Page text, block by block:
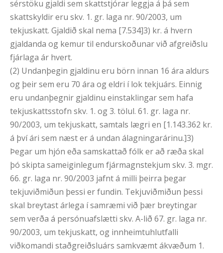
sérstöku gjaldi sem skattstjórar leggja á þá sem
skattskyldir eru skv. 1. gr. laga nr. 90/2003, um
tekjuskatt. Gjaldið skal nema [7.534]3) kr. á hvern
gjaldanda og kemur til endurskoðunar við afgreiðslu
fjárlaga ár hvert.
(2) Undanþegin gjaldinu eru börn innan 16 ára aldurs
og þeir sem eru 70 ára og eldri í lok tekjuárs. Einnig
eru undanþegnir gjaldinu einstaklingar sem hafa
tekjuskattsstofn skv. 1. og 3. tölul. 61. gr. laga nr.
90/2003, um tekjuskatt, samtals lægri en [1.143.362 kr.
á því ári sem næst er á undan álagningarárinu.]3)
Þegar um hjón eða samskattað fólk er að ræða skal
þó skipta sameiginlegum fjármagnstekjum skv. 3. mgr.
66. gr. laga nr. 90/2003 jafnt á milli þeirra þegar
tekjuviðmiðun þessi er fundin. Tekjuviðmiðun þessi
skal breytast árlega í samræmi við þær breytingar
sem verða á persónuafslætti skv. A-lið 67. gr. laga nr.
90/2003, um tekjuskatt, og innheimtuhlutfalli
viðkomandi staðgreiðsluárs samkvæmt ákvæðum 1.